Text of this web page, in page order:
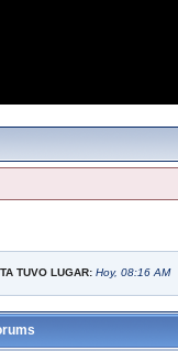
TUVO LUGAR: Hoy, 08:16 AM